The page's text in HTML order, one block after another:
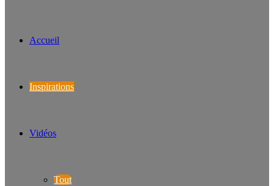
Accueil
Inspirations
Vidéos
Tout